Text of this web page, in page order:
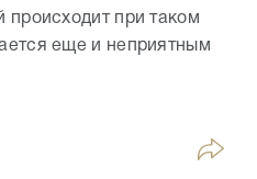
происходит при таком
еще и неприятным